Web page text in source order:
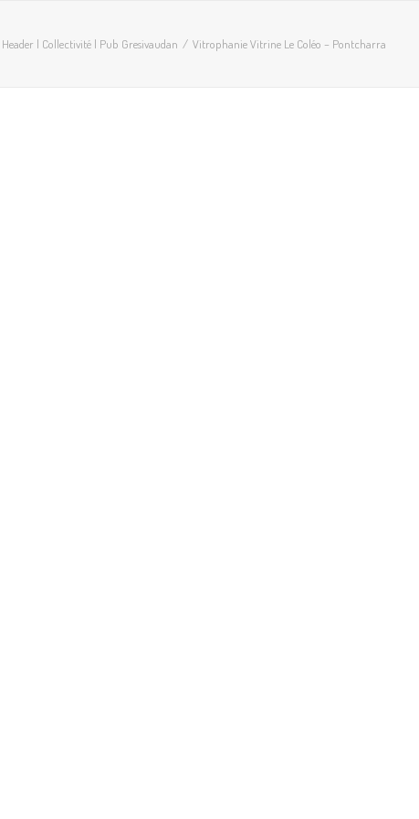
Header | Collectivité | Pub Gresivaudan Vitrophanie Vitrine Le Coléo – Pontcharra